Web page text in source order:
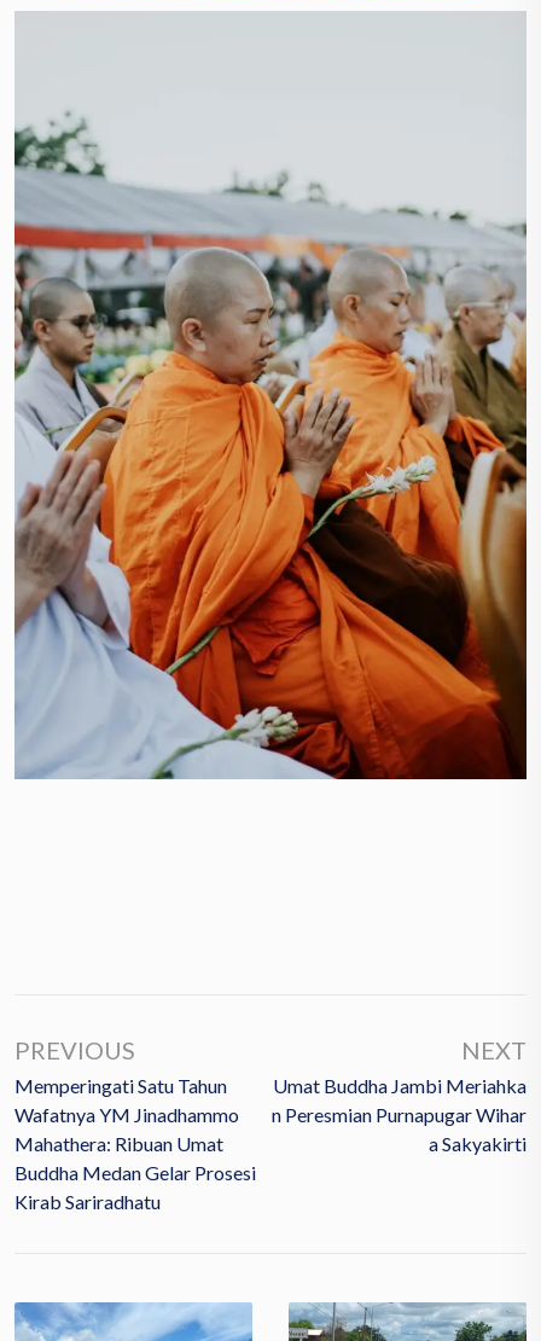
PREVIOUS
Memperingati Satu Tahun
Wafatnya YM Jinadhammo
Mahathera: Ribuan Umat
Buddha Medan Gelar Prosesi
Kirab Sariradhatu
NEXT
Umat Buddha Jambi Meriahka
N Peresmian Purnapugar Wihar
A Sakyakirti